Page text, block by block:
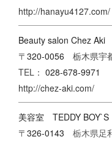
http://hanayu4127.com/
Beauty salon Chez Aki
〒 320-0056 栃木県宇
TEL： 028-678-9971
http://chez-aki.com/
美容室 TEDDY BOY`S
〒 326-0143 栃木県足